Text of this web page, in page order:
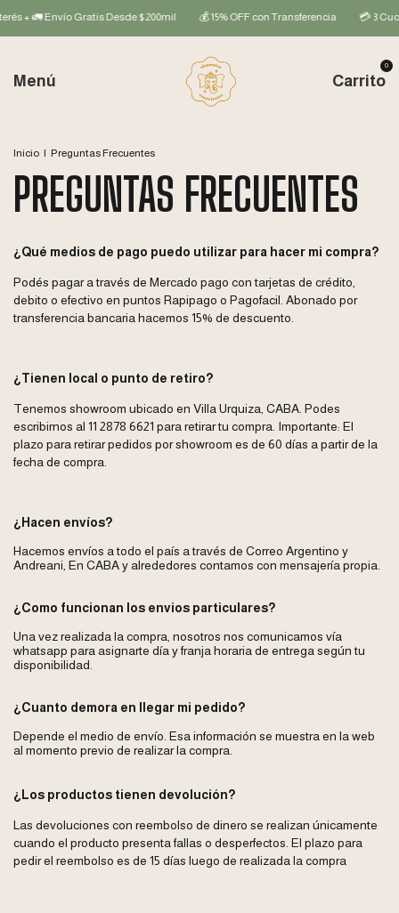
+ 🚛 Envío Gratis Desde $200mil 💰 15% OFF con Transferencia 💳 3
Menú Carrito
0
Inicio | Preguntas Frecuentes
PREGUNTAS FRECUENTES
¿Qué medios de pago puedo utilizar para hacer mi compra?
Podés pagar a través de Mercado pago con tarjetas de crédito,
debito o efectivo en puntos Rapipago o Pagofacil. Abonado por
transferencia bancaria hacemos 15% de descuento.
¿Tienen local o punto de retiro?
Tenemos showroom ubicado en Villa Urquiza, CABA. Podes
escribirnos al 11 2878 6621 para retirar tu compra. Importante: El
plazo para retirar pedidos por showroom es de 60 días a partir de la
fecha de compra.
¿Hacen envíos?
Hacemos envíos a todo el país a través de Correo Argentino y
Andreani, En CABA y alrededores contamos con mensajería propia.
¿Como funcionan los envios particulares?
Una vez realizada la compra, nosotros nos comunicamos vía
whatsapp para asignarte día y franja horaria de entrega según tu
disponibilidad.
¿Cuanto demora en llegar mi pedido?
Depende el medio de envío. Esa información se muestra en la web
al momento previo de realizar la compra.
¿Los productos tienen devolución?
Las devoluciones con reembolso de dinero se realizan únicamente
cuando el producto presenta fallas o desperfectos. El plazo para
pedir el reembolso es de 15 días luego de realizada la compra